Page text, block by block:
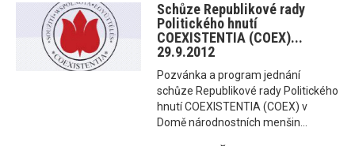
Schůze Republikové rady
Politického hnutí
COEXISTENTIA (COEX)...
29.9.2012
Pozvánka a program jednání
schůze Republikové rady Politického
hnutí COEXISTENTIA (COEX) v
Domě národnostních menšin...